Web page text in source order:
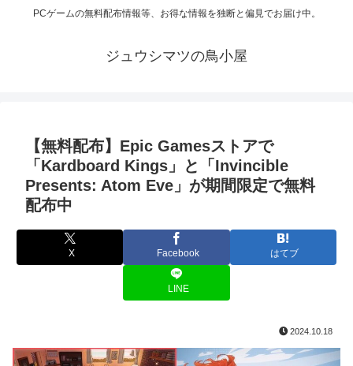
PCゲームの無料配布情報等、お得な情報を独断と偏見でお届け中。
ジュウシマツの鳥小屋
【無料配布】Epic Gamesストアで
「Kardboard Kings」と「Invincible
Presents: Atom Eve」が期間限定で無料
配布中
X Facebook はてブ
LINE
2024.10.18